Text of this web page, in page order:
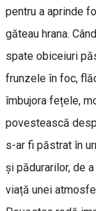
pentru a aprinde
găteau hrana.
spate obiceiuri
frunzele în foc,
îmbujora fețele,
povestească
s-ar fi păstrat în
și pădurarilor, de
viață unei